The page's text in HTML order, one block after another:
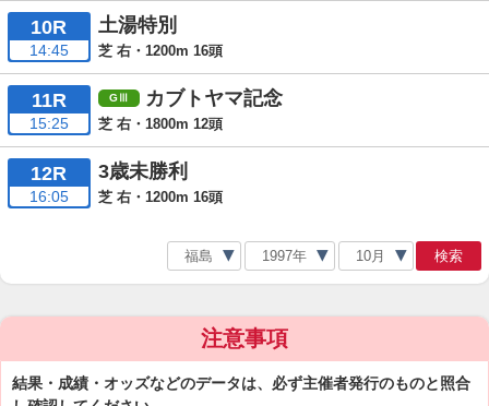
10R
14:45
土湯特別
芝 右・1200m 16頭
11R
15:25
カブトヤマ記念
芝 右・1800m 12頭
12R
16:05
3歳未勝利
芝 右・1200m 16頭
検索
注意事項
結果・成績・オッズなどのデータは、必ず主催者発行のものと照合